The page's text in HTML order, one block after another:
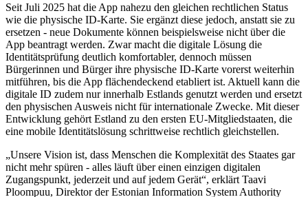
Seit Juli 2025 hat die App nahezu den gleichen rechtlichen Status
wie die physische ID-Karte. Sie ergänzt diese jedoch, anstatt sie zu
ersetzen - neue Dokumente können beispielsweise nicht über die
App beantragt werden. Zwar macht die digitale Lösung die
Identitätsprüfung deutlich komfortabler, dennoch müssen
Bürgerinnen und Bürger ihre physische ID-Karte vorerst weiterhin
mitführen, bis die App flächendeckend etabliert ist. Aktuell kann die
digitale ID zudem nur innerhalb Estlands genutzt werden und ersetzt
den physischen Ausweis nicht für internationale Zwecke. Mit dieser
Entwicklung gehört Estland zu den ersten EU-Mitgliedstaaten, die
eine mobile Identitätslösung schrittweise rechtlich gleichstellen.
„Unsere Vision ist, dass Menschen die Komplexität des Staates gar
nicht mehr spüren - alles läuft über einen einzigen digitalen
Zugangspunkt, jederzeit und auf jedem Gerät“, erklärt Taavi
Ploompuu, Direktor der Estonian Information System Authority